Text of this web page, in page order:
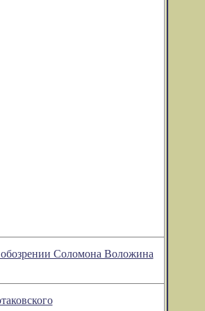
Соломона Воложина